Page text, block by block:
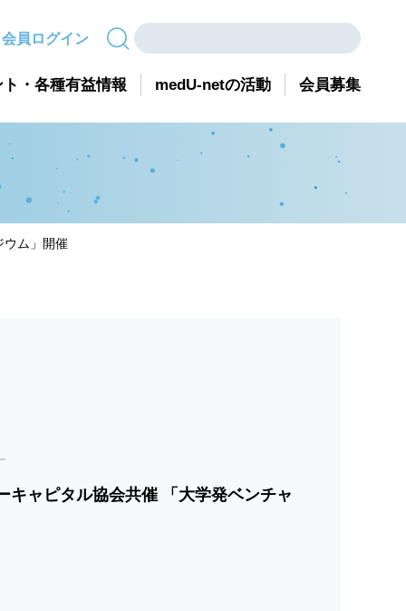
会員ログイン
ト・各種有益情報 medU-netの活動 会員募集
ウム」開催
キャピタル協会共催 「大学発ベンチャ